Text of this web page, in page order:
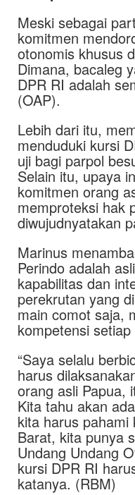
Meski sebagai
komitmen
otonomis khusus
Dimana, bacaleg
DPR RI adalah
(OAP).
Lebih dari itu,
menduduki kursi
uji bagi parpol
Selain itu, upaya
komitmen orang
memproteksi hak
diwujudnyatakan
Marinus
Perindo adalah
kapabilitas dan
perekrutan yang
main comot saja,
kompetensi setiap
“Saya selalu
harus
orang asli Papua,
Kita tahu akan
kita harus pahami
Barat, kita punya
Undang Undang
kursi DPR RI
katanya. (RBM)